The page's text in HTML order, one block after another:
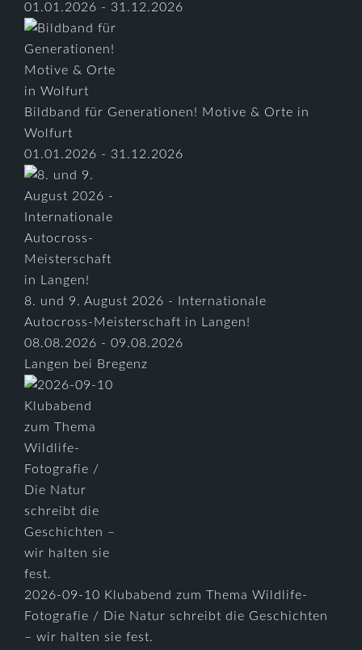
01.01.2026 - 31.12.2026
Bildband für Generationen! Motive & Orte in
Wolfurt
01.01.2026 - 31.12.2026
8. und 9. August 2026 - Internationale
Autocross-Meisterschaft in Langen!
08.08.2026 - 09.08.2026
Langen bei Bregenz
2026-09-10 Klubabend zum Thema Wildlife-
Fotografie / Die Natur schreibt die Geschichten
– wir halten sie fest.